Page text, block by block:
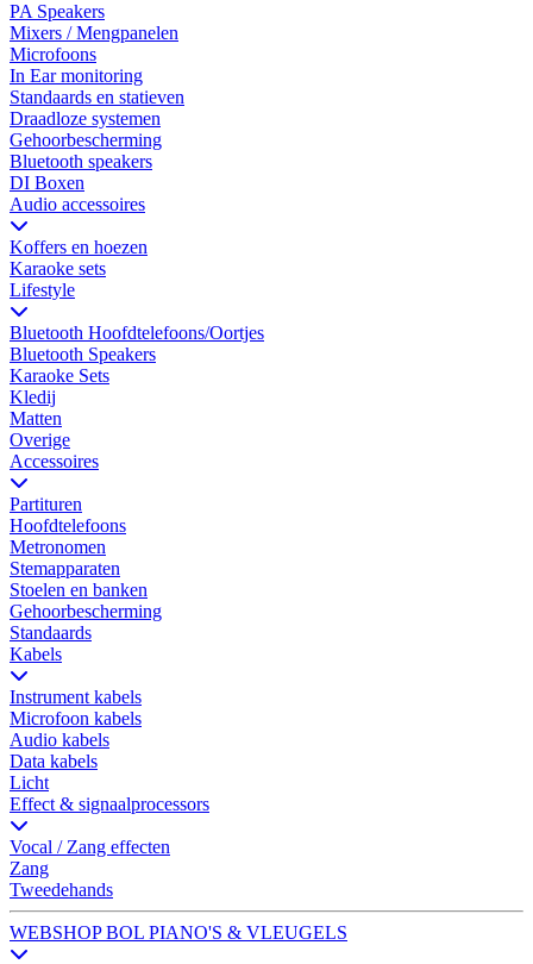
PA Speakers
Mixers / Mengpanelen
Microfoons
In Ear monitoring
Standaards en statieven
Draadloze systemen
Gehoorbescherming
Bluetooth speakers
DI Boxen
Audio accessoires
Koffers en hoezen
Karaoke sets
Lifestyle
Bluetooth Hoofdtelefoons/Oortjes
Bluetooth Speakers
Karaoke Sets
Kledij
Matten
Overige
Accessoires
Partituren
Hoofdtelefoons
Metronomen
Stemapparaten
Stoelen en banken
Gehoorbescherming
Standaards
Kabels
Instrument kabels
Microfoon kabels
Audio kabels
Data kabels
Licht
Effect & signaalprocessors
Vocal / Zang effecten
Zang
Tweedehands
WEBSHOP BOL PIANO'S & VLEUGELS